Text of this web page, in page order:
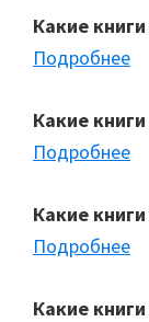
Какие
Подробнее
Какие
Подробнее
Какие
Подробнее
Какие